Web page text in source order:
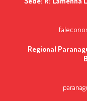
Regional